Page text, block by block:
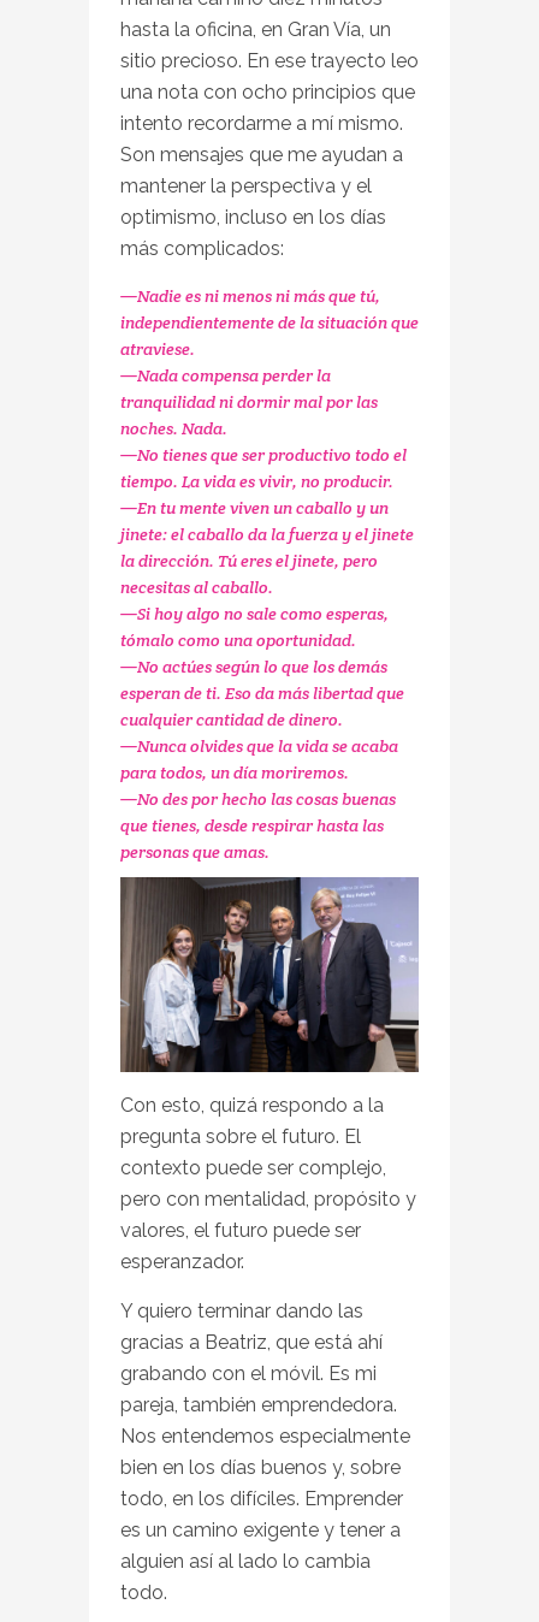
hasta la oficina, en Gran Vía, un
sitio precioso. En ese trayecto leo
una nota con ocho principios que
intento recordarme a mí mismo.
Son mensajes que me ayudan a
mantener la perspectiva y el
optimismo, incluso en los días
más complicados:
—Nadie es ni menos ni más que tú,
independientemente de la situación que
atraviese.
—Nada compensa perder la
tranquilidad ni dormir mal por las
noches. Nada.
—No tienes que ser productivo todo el
tiempo. La vida es vivir, no producir.
—En tu mente viven un caballo y un
jinete: el caballo da la fuerza y el jinete
la dirección. Tú eres el jinete, pero
necesitas al caballo.
—Si hoy algo no sale como esperas,
tómalo como una oportunidad.
—No actúes según lo que los demás
esperan de ti. Eso da más libertad que
cualquier cantidad de dinero.
—Nunca olvides que la vida se acaba
para todos, un día moriremos.
—No des por hecho las cosas buenas
que tienes, desde respirar hasta las
personas que amas.
Con esto, quizá respondo a la
pregunta sobre el futuro. El
contexto puede ser complejo,
pero con mentalidad, propósito y
valores, el futuro puede ser
esperanzador.
Y quiero terminar dando las
gracias a Beatriz, que está ahí
grabando con el móvil. Es mi
pareja, también emprendedora.
Nos entendemos especialmente
bien en los días buenos y, sobre
todo, en los difíciles. Emprender
es un camino exigente y tener a
alguien así al lado lo cambia
todo.